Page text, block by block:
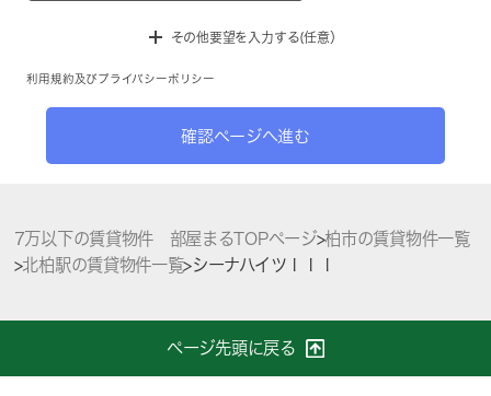
その他要望を入力する(任意）
利用規約 及び プライバシーポリシー
確認ページへ進む
7万以下の賃貸物件 部屋まるTOPページ>柏市の賃貸物件一覧
>北柏駅の賃貸物件一覧>シーナハイツＩＩＩ
ページ先頭に戻る